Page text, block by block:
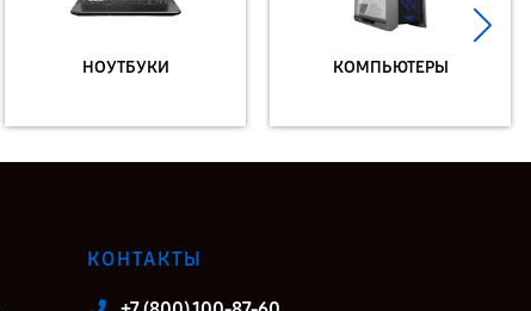
НОУТБУКИ КОМПЬЮТЕРЫ
КОНТАКТЫ